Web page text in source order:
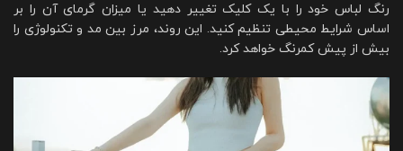
رنگ لباس خود را با یک کلیک تغییر دهید یا میزان گرمای آن را بر
اساس شرایط محیطی تنظیم کنید. این روند، مرز بین مد و تکنولوژی را
بیش از پیش کمرنگ خواهد کرد.